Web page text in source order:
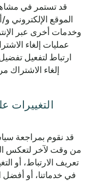
قد تستمر في
الموقع الإلكتروني و/
وخدمات أخرى عبر
عمليات إلغاء
ارتباط لتفعيل
إلغاء
التغييرات
قد نقوم بمراجعة
من وقت لآخر لتعكس
تعريف الارتباط، أو
في خدماتنا، أو